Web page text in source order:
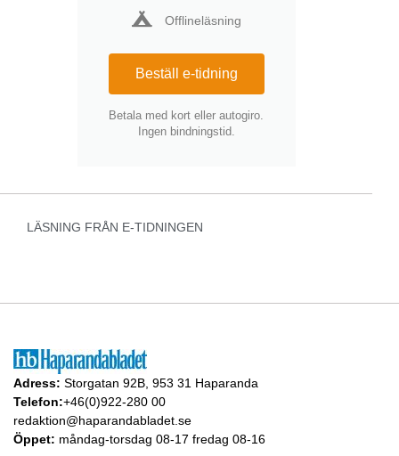
Offlineläsning
Beställ e-tidning
Betala med kort eller autogiro.
Ingen bindningstid.
LÄSNING FRÅN E-TIDNINGEN
Adress: Storgatan 92B, 953 31 Haparanda
Telefon:+46(0)922-280 00
redaktion@haparandabladet.se
Öppet: måndag-torsdag 08-17 fredag 08-16